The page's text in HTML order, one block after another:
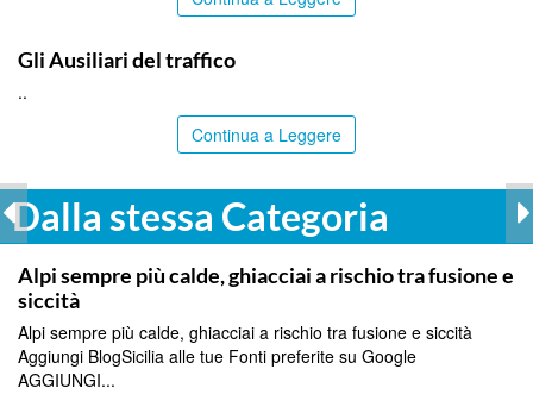
Gli Ausiliari del traffico
..
Continua a Leggere
Dalla stessa Categoria
ITALPRESS
Alpi sempre più calde, ghiacciai a rischio tra fusione e
siccità
Alpi sempre più calde, ghiacciai a rischio tra fusione e siccità
Aggiungi BlogSicilia alle tue Fonti preferite su Google
AGGIUNGI...